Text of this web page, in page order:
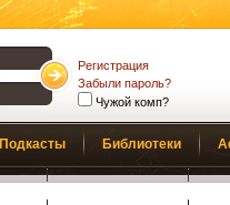
Регистрация
Забыли пароль?
Чужой комп?
Подкасты Библиотеки